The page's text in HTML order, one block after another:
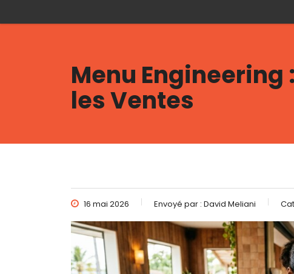
Menu
les Ventes
16 mai 2026 Envoyé par : David Meliani